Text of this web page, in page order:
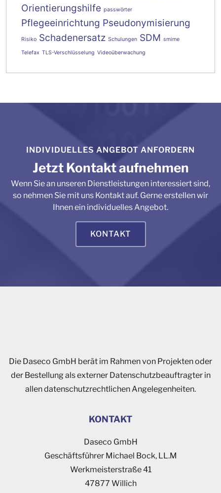
Orientierungshilfe passwörter
Pflegeeinrichtung Pseudonymisierung
Risiko Schadenersatz Schulungen SDM smime
Telefax TLS-Verschlüsselung Videoüberwachung
INDIVIDUELLES ANGEBOT ANFORDERN
Jetzt Kontakt aufnehmen
Wenn Sie an unseren Dienstleistungen interessiert sind,
so nehmen Sie mit uns Kontakt auf. Gerne erstellen wir
Ihnen ein individuelles Angebot.
KONTAKT
Die Daseco GmbH berät im Rahmen von Projekten oder
der Bestellung als externer Datenschutzbeauftragter in
allen datenschutzrechtlichen Angelegenheiten.
KONTAKT
Daseco GmbH
Geschäftsführer Michael Bock, LL.M
Werkmeisterstraße 41
47877 Willich